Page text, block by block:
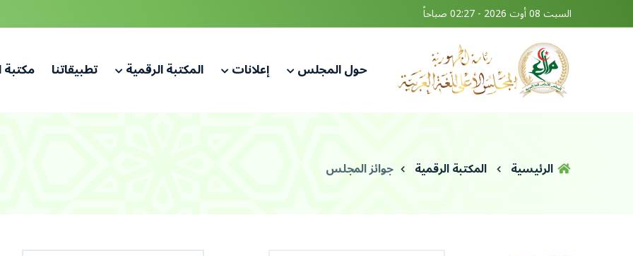
السبت 08 أوت 2026 - 02:27 صباحاً
حول المجلس إعلانات المكتبة الرقمية تطبيقاتنا
الرئيسية المكتبة الرقمية جوائز المجلس